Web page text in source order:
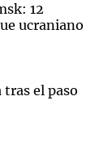
12
ucraniano
el paso